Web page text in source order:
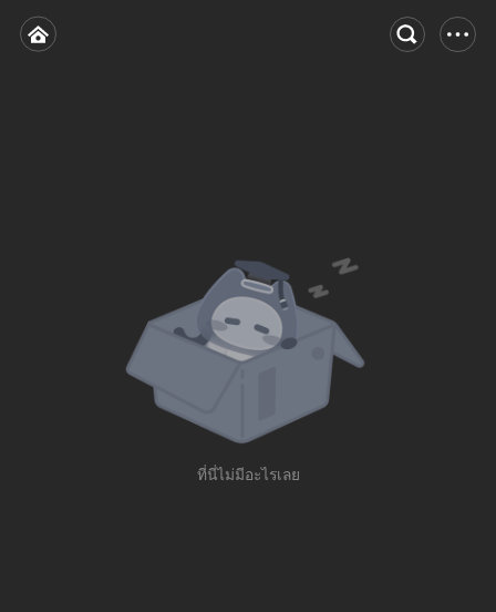
ที่นี่ไม่มีอะไรเลย